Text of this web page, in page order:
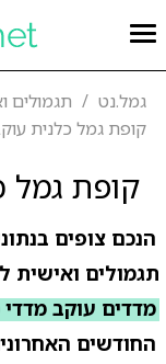
גמל.נט תגמולים
קופת גמל כלנית
קופת גמל
הנכם צופים
תגמולים ואישית
מדדים עוקב מדדי
החודשים